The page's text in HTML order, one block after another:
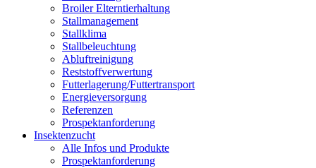
Broiler Elterntierhaltung
Stallmanagement
Stallklima
Stallbeleuchtung
Abluftreinigung
Reststoffverwertung
Futterlagerung/Futtertransport
Energieversorgung
Referenzen
Prospektanforderung
Insektenzucht
Alle Infos und Produkte
Prospektanforderung